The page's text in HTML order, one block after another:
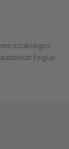
szükséges
fogjuk